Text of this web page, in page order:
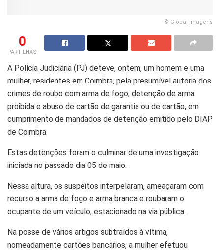
© Global Imagens
0
PARTILHAS
A Polícia Judiciária (PJ) deteve, ontem, um homem e uma
mulher, residentes em Coimbra, pela presumível autoria dos
crimes de roubo com arma de fogo, detenção de arma
proibida e abuso de cartão de garantia ou de cartão, em
cumprimento de mandados de detenção emitido pelo DIAP
de Coimbra.
Estas detenções foram o culminar de uma investigação
iniciada no passado dia 05 de maio.
Nessa altura, os suspeitos interpelaram, ameaçaram com
recurso a arma de fogo e arma branca e roubaram o
ocupante de um veículo, estacionado na via pública.
Na posse de vários artigos subtraídos à vítima,
nomeadamente cartões bancários, a mulher efetuou